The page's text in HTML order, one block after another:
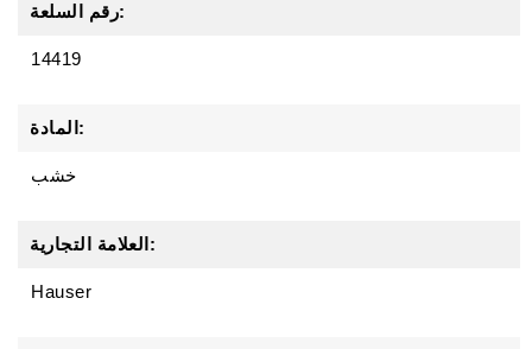
رقم السلعة:
14419
المادة:
خشب
العلامة التجارية:
Hauser